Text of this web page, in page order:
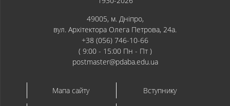
49005, м. Дніпро,
вул. Архітектора Олега Петрова, 24а.
+38 (056) 746-10-66
( 9:00 - 15:00 Пн - Пт )
postmaster@pdaba.edu.ua
Мапа сайту Вступнику